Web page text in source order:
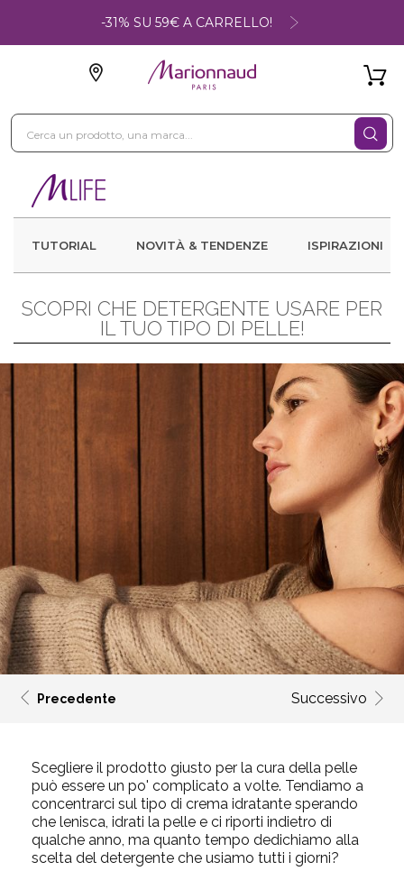
-31% SU 59€ A CARRELLO!
TUTORIAL NOVITÀ & TENDENZE ISPIRAZIONI
SCOPRI CHE DETERGENTE USARE PER
IL TUO TIPO DI PELLE!
Precedente Successivo
Scegliere il prodotto giusto per la cura della pelle
può essere un po' complicato a volte. Tendiamo a
concentrarci sul tipo di crema idratante sperando
che lenisca, idrati la pelle e ci riporti indietro di
qualche anno, ma quanto tempo dedichiamo alla
scelta del detergente che usiamo tutti i giorni?